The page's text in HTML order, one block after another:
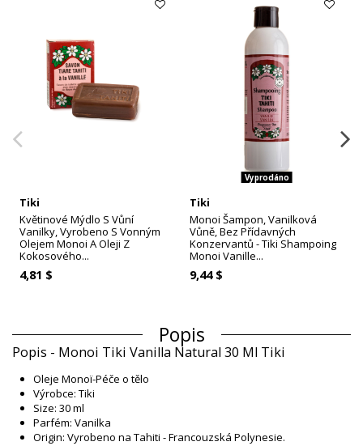
Tiki
Květinové Mýdlo S Vůní
Vanilky, Vyrobeno S Vonným
Olejem Monoi A Oleji Z
Kokosového...
4,81 $
Vyprodáno
Tiki
Monoi Šampon, Vanilková
Vůně, Bez Přídavných
Konzervantů - Tiki Shampoing
Monoi Vanille...
9,44 $
Popis
Popis - Monoi Tiki Vanilla Natural 30 Ml Tiki
Oleje Monoï-Péče o tělo
Výrobce: Tiki
Size: 30 ml
Parfém: Vanilka
Origin: Vyrobeno na Tahiti - Francouzská Polynesie.